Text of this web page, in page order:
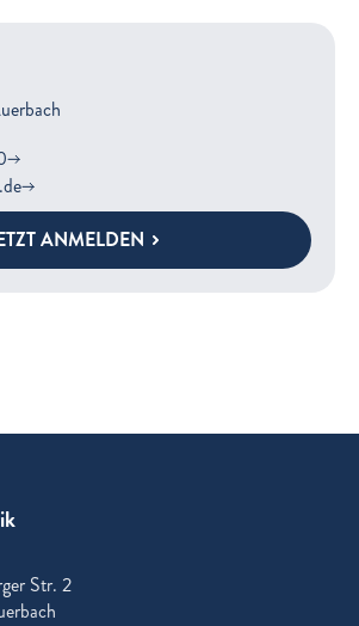
ANMELDEN
Str. 2